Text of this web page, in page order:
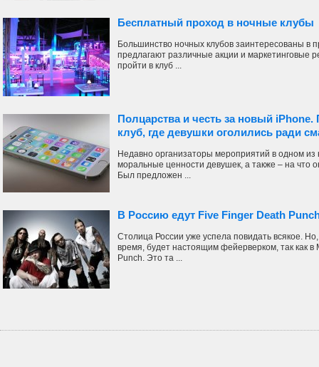
Бесплатный проход в ночные клубы
Большинство ночных клубов заинтересованы в
предлагают различные акции и маркетинговые
пройти в клуб ...
Полцарства и честь за новый
клуб, где девушки оголились ради
Недавно организаторы мероприятий в одном
моральные ценности девушек, а также – на что
Был предложен ...
В Россию едут Five Finger Death
Столица России уже успела повидать всякое.
время, будет настоящим фейерверком, так как в
Punch. Это та ...